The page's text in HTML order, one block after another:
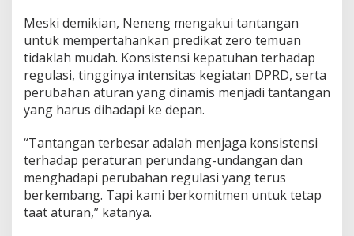
Meski demikian, Neneng mengakui tantangan
untuk mempertahankan predikat zero temuan
tidaklah mudah. Konsistensi kepatuhan terhadap
regulasi, tingginya intensitas kegiatan DPRD, serta
perubahan aturan yang dinamis menjadi tantangan
yang harus dihadapi ke depan.
“Tantangan terbesar adalah menjaga konsistensi
terhadap peraturan perundang-undangan dan
menghadapi perubahan regulasi yang terus
berkembang. Tapi kami berkomitmen untuk tetap
taat aturan,” katanya.